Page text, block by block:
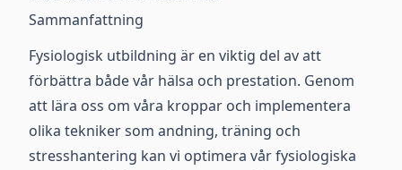
Sammanfattning
Fysiologisk utbildning är en viktig del av att
förbättra både vår hälsa och prestation. Genom
att lära oss om våra kroppar och implementera
olika tekniker som andning, träning och
stresshantering kan vi optimera vår fysiologiska